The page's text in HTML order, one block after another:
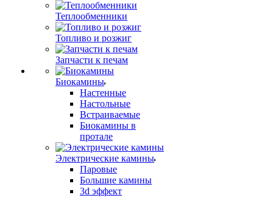
Теплообменники
Топливо и розжиг
Запчасти к печам
Биокамины
Настенные
Настольные
Встраиваемые
Биокамины в
протале
Электрические камины
Паровые
Большие камины
3d эффект